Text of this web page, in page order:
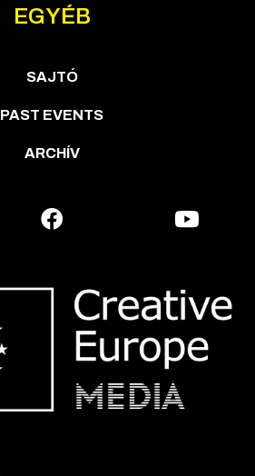
EGYÉB
SAJTÓ
PAST EVENTS
ARCHÍV